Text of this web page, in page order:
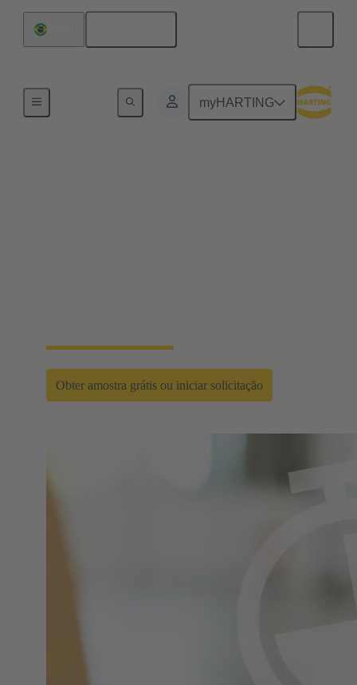
myHARTING
Obter amostra grátis ou iniciar solicitação